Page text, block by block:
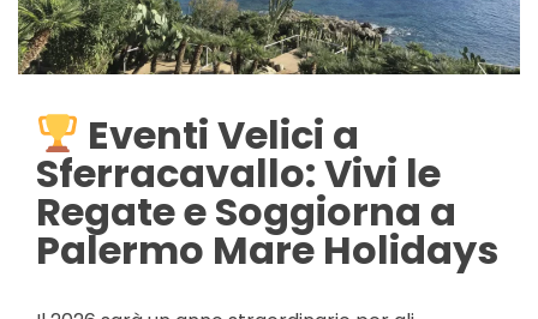
Eventi Velici a
Sferracavallo: Vivi le
Regate e Soggiorna a
Palermo Mare Holidays